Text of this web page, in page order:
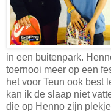
in een buitenpark.
toernooi meer op een
het voor Teun ook best
kan ik de slaap niet
die op Henno zijn